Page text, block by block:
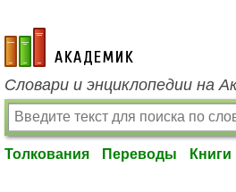
academic.ru
Словари и энциклопедии на
Толкования Переводы Книги